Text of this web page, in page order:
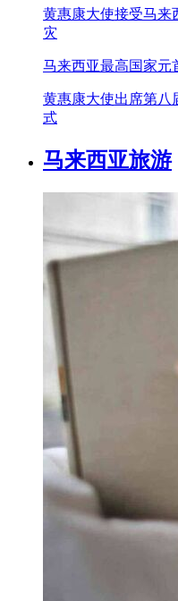
黄惠康大使接受马来
灾
马来西亚最高国家元
黄惠康大使出席第八
式
马来西亚旅游